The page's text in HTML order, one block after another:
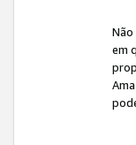
em